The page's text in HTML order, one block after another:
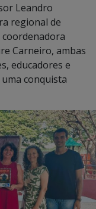
Leandro
regional de
coordenadora
Carneiro, ambas
educadores e
conquista